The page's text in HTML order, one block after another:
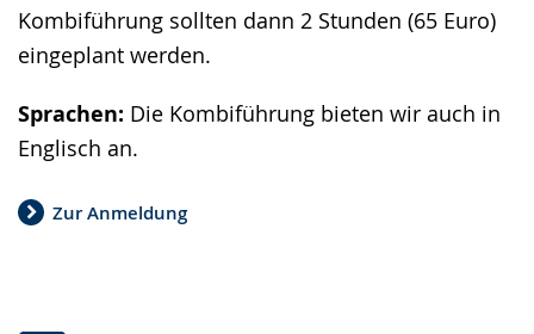
Kombiführung sollten dann 2 Stunden (65 Euro)
eingeplant werden.
Sprachen: Die Kombiführung bieten wir auch in
Englisch an.
Zur Anmeldung